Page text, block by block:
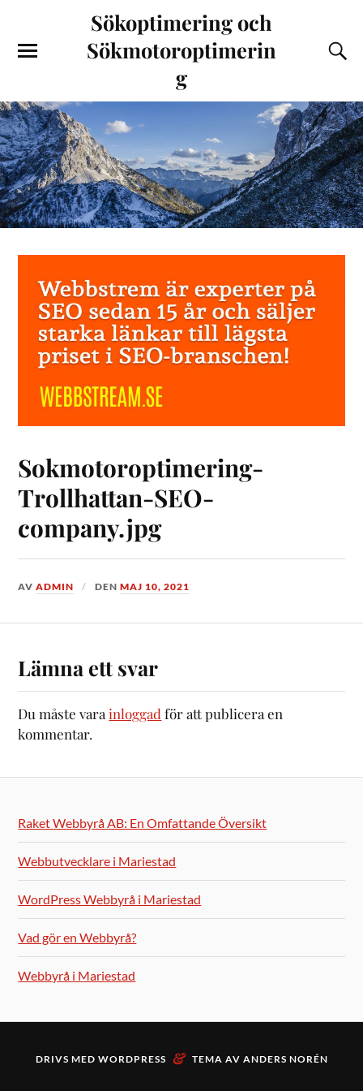
Sökoptimering och
Sökmotoroptimerin
g
Sokmotoroptimering-
Trollhattan-SEO-
company.jpg
AVADMIN DENMAJ 10, 2021
Lämna ett svar
Du måste varainloggad för att publicera en
kommentar.
Raket Webbyrå AB: En Omfattande Översikt
Webbutvecklare i Mariestad
WordPress Webbyrå i Mariestad
Vad gör en Webbyrå?
Webbyrå i Mariestad
DRIVS MED WORDPRESS & TEMA AV ANDERS NORÉN